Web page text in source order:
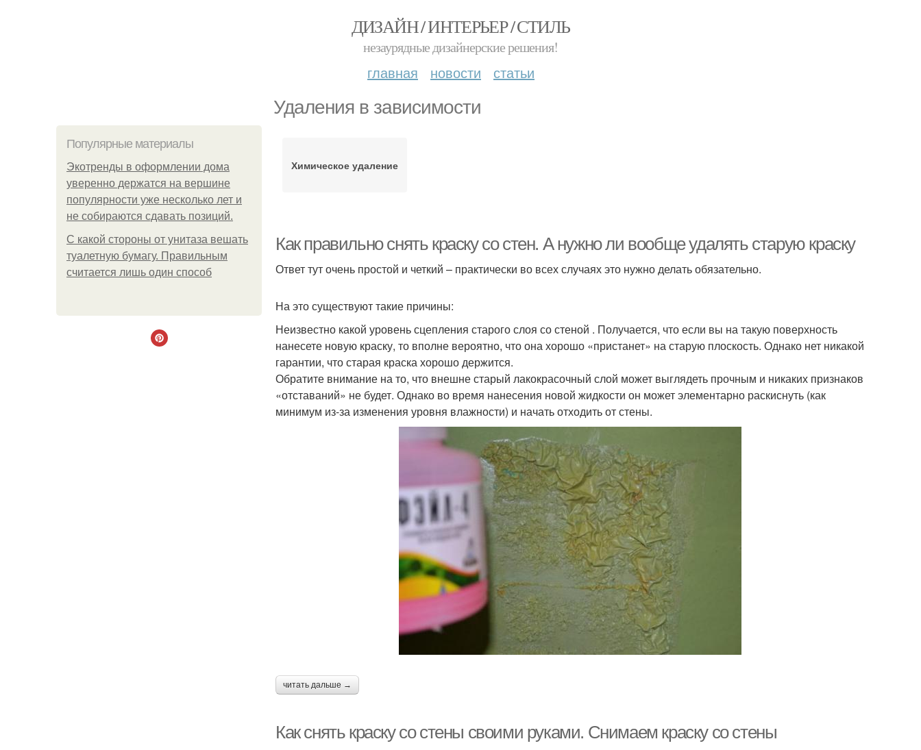
ДИЗАЙН / ИНТЕРЬЕР / СТИЛЬ
незаурядные дизайнерские решения!
главная новости статьи
Удаления в зависимости
Популярные материалы
Экотренды в оформлении дома
уверенно держатся на вершине
популярности уже несколько лет и
не собираются сдавать позиций.
С какой стороны от унитаза вешать
туалетную бумагу. Правильным
считается лишь один способ
Химическое удаление
Как правильно снять краску со стен. А нужно ли вообще удалять старую краску
Ответ тут очень простой и четкий – практически во всех случаях это нужно делать обязательно.
На это существуют такие причины:
Неизвестно какой уровень сцепления старого слоя со стеной . Получается, что если вы на такую поверхность
нанесете новую краску, то вполне вероятно, что она хорошо «пристанет» на старую плоскость. Однако нет никакой
гарантии, что старая краска хорошо держится.
Обратите внимание на то, что внешне старый лакокрасочный слой может выглядеть прочным и никаких признаков
«отставаний» не будет. Однако во время нанесения новой жидкости он может элементарно раскиснуть (как
минимум из-за изменения уровня влажности) и начать отходить от стены.
читать дальше →
Как снять краску со стены своими руками. Снимаем краску со стены